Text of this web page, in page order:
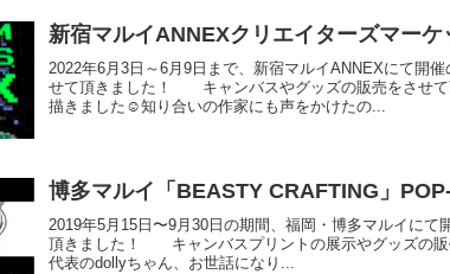
新宿マルイANNEXクリエイターズマーケ
2022年6月3日～6月9日まで、新宿マルイANNEXにて開
せて頂きました！ キャンバスやグッズの販売をさせ
描きました☺︎知り合いの作家にも声をかけたの...
博多マルイ「BEASTY CRAFTING」
2019年5月15日〜9月30日の期間、福岡・博多マルイに
頂きました！ キャンバスプリントの展示やグッズの販
代表のdollyちゃん、お世話になり...